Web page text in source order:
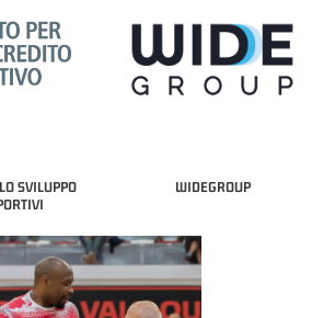
SVILUPPO
WIDEGROUP